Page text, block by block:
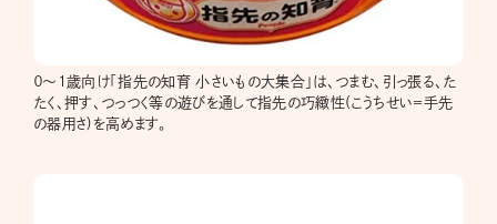
０～1歳向け「指先の知育 小さいもの大集合」は、つまむ、引っ張る、た
たく、押す、つっつく等の遊びを通して指先の巧緻性(こうちせい＝手先
の器用さ)を高めます。